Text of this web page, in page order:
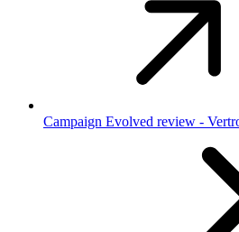
Campaign Evolved review -